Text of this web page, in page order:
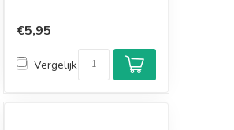
€5,95
Vergelijk